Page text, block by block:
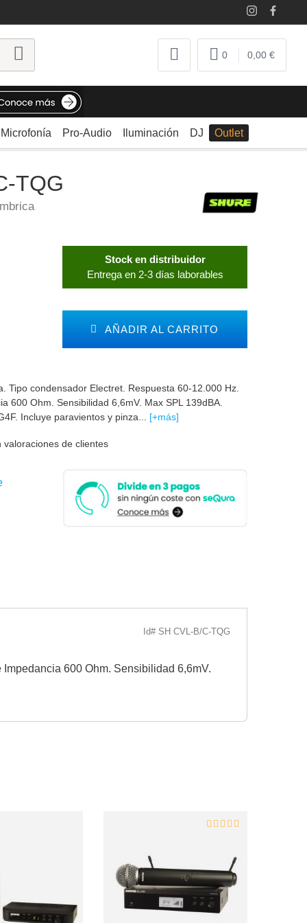
0 0,00 €
Microfonía Pro-Audio Iluminación DJ Outlet
TQG
Stock en distribuidor
Entrega en 2-3 días laborables
AÑADIR AL CARRITO
Tipo condensador Electret. Respuesta 60-12.000 Hz.
600 Ohm. Sensibilidad 6,6mV. Max SPL 139dBA.
Incluye paravientos y pinza... [+más]
de clientes
Id# SH CVL-B/C-TQG
600 Ohm. Sensibilidad 6,6mV.